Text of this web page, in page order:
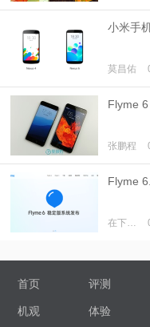
小米手
莫昌佑
Flyme
张鹏程
Flyme
在下郭小侠
首页 评测
机观 体验